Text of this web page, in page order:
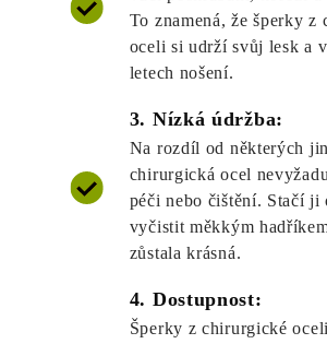
To znamená, že šperky z
oceli si udrží svůj lesk a
letech nošení.
3. Nízká údržba:
Na rozdíl od některých
chirurgická ocel
péči nebo čištění. Stačí ji
vyčistit měkkým
zůstala krásná.
4. Dostupnost:
Šperky z chirurgické